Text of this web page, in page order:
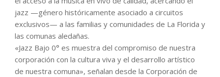
jazz —género históricamente asociado a circuitos
exclusivos— a las familias y comunidades de La Florida y
las comunas aledañas.
«Jazz Bajo 0° es muestra del compromiso de nuestra
corporación con la cultura viva y el desarrollo artístico
de nuestra comuna», señalan desde la Corporación de